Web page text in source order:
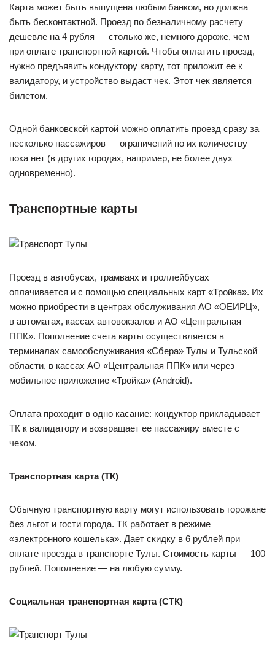
Карта может быть выпущена любым банком, но должна
быть бесконтактной. Проезд по безналичному расчету
дешевле на 4 рубля — столько же, немного дороже, чем
при оплате транспортной картой. Чтобы оплатить проезд,
нужно предъявить кондуктору карту, тот приложит ее к
валидатору, и устройство выдаст чек. Этот чек является
билетом.
Одной банковской картой можно оплатить проезд сразу за
несколько пассажиров — ограничений по их количеству
пока нет (в других городах, например, не более двух
одновременно).
Транспортные карты
Проезд в автобусах, трамваях и троллейбусах
оплачивается и с помощью специальных карт «Тройка». Их
можно приобрести в центрах обслуживания АО «ОЕИРЦ»,
в автоматах, кассах автовокзалов и АО «Центральная
ППК». Пополнение счета карты осуществляется в
терминалах самообслуживания «Сбера» Тулы и Тульской
области, в кассах АО «Центральная ППК» или через
мобильное приложение «Тройка» (Android).
Оплата проходит в одно касание: кондуктор прикладывает
ТК к валидатору и возвращает ее пассажиру вместе с
чеком.
Транспортная карта (ТК)
Обычную транспортную карту могут использовать горожане
без льгот и гости города. ТК работает в режиме
«электронного кошелька». Дает скидку в 6 рублей при
оплате проезда в транспорте Тулы. Стоимость карты — 100
рублей. Пополнение — на любую сумму.
Социальная транспортная карта (СТК)